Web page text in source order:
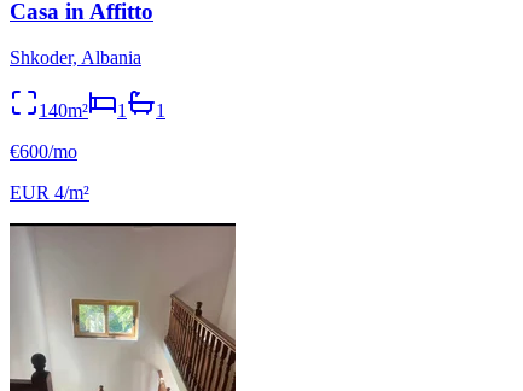
Casa in Affitto
Shkoder, Albania
140m² 1
1
€600/mo
EUR 4/m²